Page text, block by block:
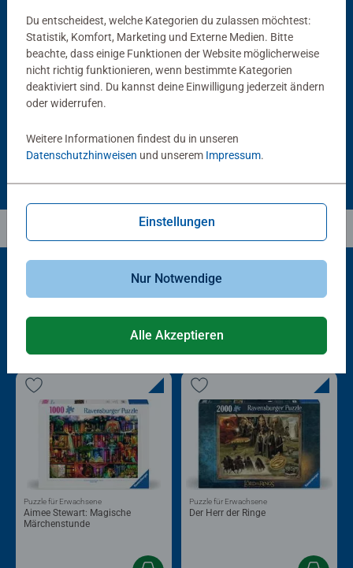
Puzzle Conserver Permanent
Durchschnittliche Bewertung 4,4 von 5 Sternen.
Puzzlezubehör
Puzzle-Rahmen, schwarz
Puzzlezubehör
Andere Kunden mögen auch
Aimee Stewart: Magische
Märchenstunde
Puzzle für Erwachsene
Der Herr der Ringe
Puzzle für Erwachsene
Du entscheidest, welche Kategorien du zulassen möchtest:
Statistik, Komfort, Marketing und Externe Medien. Bitte
beachte, dass einige Funktionen der Website möglicherweise
nicht richtig funktionieren, wenn bestimmte Kategorien
deaktiviert sind. Du kannst deine Einwilligung jederzeit ändern
oder widerrufen.
Weitere Informationen findest du in unseren
Datenschutzhinweisen und unserem Impressum.
Einstellungen
Nur Notwendige
Alle Akzeptieren